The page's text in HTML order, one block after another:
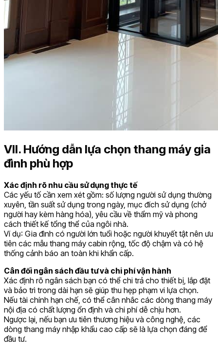
VII. Hướng dẫn lựa chọn thang máy gia
đình phù hợp
Xác định rõ nhu cầu sử dụng thực tế
Các yếu tố cần xem xét gồm: số lượng người sử dụng thường
xuyên, tần suất sử dụng trong ngày, mục đích sử dụng (chở
người hay kèm hàng hóa), yêu cầu về thẩm mỹ và phong
cách thiết kế tổng thể của ngôi nhà.
Ví dụ: Gia đình có người lớn tuổi hoặc người khuyết tật nên ưu
tiên các mẫu thang máy cabin rộng, tốc độ chậm và có hệ
thống cảnh báo an toàn khi khẩn cấp.
Cân đối ngân sách đầu tư và chi phí vận hành
Xác định rõ ngân sách bạn có thể chi trả cho thiết bị, lắp đặt
và bảo trì trong dài hạn sẽ giúp thu hẹp phạm vi lựa chọn.
Nếu tài chính hạn chế, có thể cân nhắc các dòng thang máy
nội địa có chất lượng ổn định và chi phí dễ chịu hơn.
Ngược lại, nếu bạn ưu tiên thương hiệu và công nghệ, các
dòng thang máy nhập khẩu cao cấp sẽ là lựa chọn đáng để
đầu tư.